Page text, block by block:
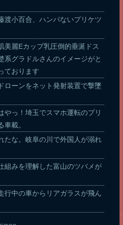
渡小百合、ハンパないプリケツ
美麗Eカップ乳圧倒的垂涎ドス
系グラドルさんのイメージがと
ております
ローンをネット発射装置で撃墜
やっ！埼玉でスマホ運転のプリ
車載。
たな。岐阜の川で外国人が溺れ
組みを理解した富山のツバメが
行中の車からリアガラスが飛ん